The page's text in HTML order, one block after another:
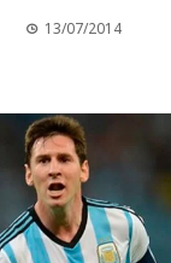
13/07/2014